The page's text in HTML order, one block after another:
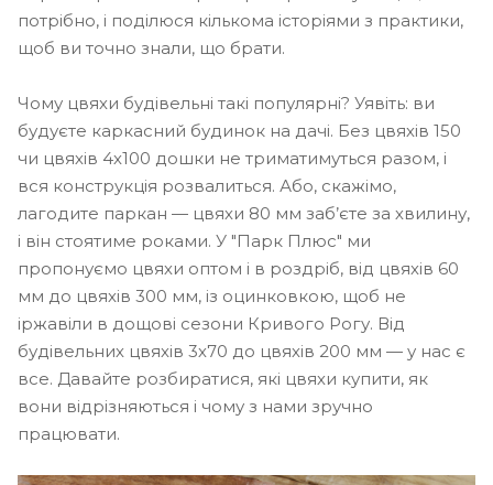
потрібно, і поділюся кількома історіями з практики,
щоб ви точно знали, що брати.
Чому цвяхи будівельні такі популярні? Уявіть: ви
будуєте каркасний будинок на дачі. Без цвяхів 150
чи цвяхів 4х100 дошки не триматимуться разом, і
вся конструкція розвалиться. Або, скажімо,
лагодите паркан — цвяхи 80 мм заб’єте за хвилину,
і він стоятиме роками. У "Парк Плюс" ми
пропонуємо цвяхи оптом і в роздріб, від цвяхів 60
мм до цвяхів 300 мм, із оцинковкою, щоб не
іржавіли в дощові сезони Кривого Рогу. Від
будівельних цвяхів 3х70 до цвяхів 200 мм — у нас є
все. Давайте розбиратися, які цвяхи купити, як
вони відрізняються і чому з нами зручно
працювати.